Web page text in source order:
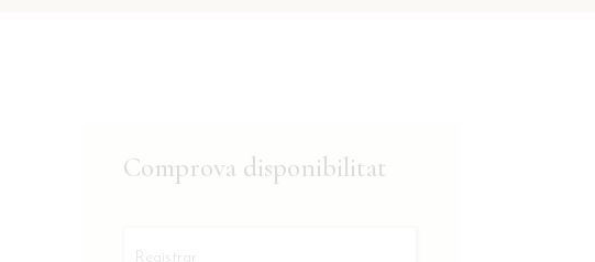
Comprova disponibilitat
Registrar